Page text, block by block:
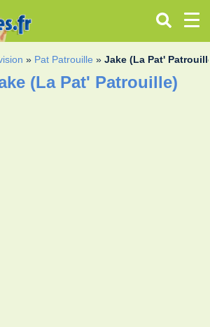
» Pat Patrouille »Jake (La Pat'
(La Pat' Patrouille)